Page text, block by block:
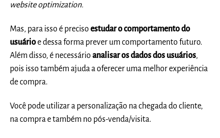
website optimization.
Mas, para isso é precisoestudar o comportamento do
usuárioe dessa forma prever um comportamento futuro.
Além disso, é necessárioanalisar os dados dos usuários,
pois isso também ajuda a oferecer uma melhor experiência
de compra.
Você pode utilizar a personalização na chegada do cliente,
na compra e também no pós-venda/visita.